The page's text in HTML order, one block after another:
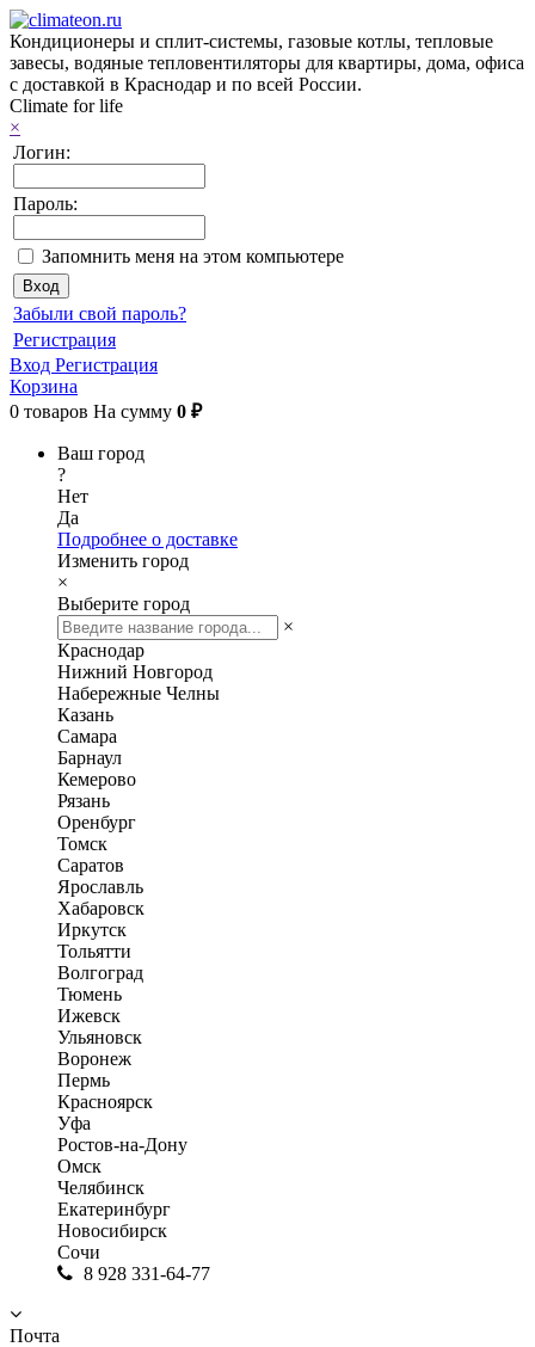
Кондиционеры и сплит-системы, газовые котлы, тепловые
завесы, водяные тепловентиляторы для квартиры, дома, офиса
с доставкой в Краснодар и по всей России.
Climate for life
×
Логин:
Пароль:
Запомнить меня на этом компьютере
Забыли свой пароль?
Регистрация
Вход Регистрация
Корзина
0 товаров На сумму 0 ₽
Ваш город
?
Нет
Да
Подробнее о доставке
Изменить город
×
Выберите город
×
Краснодар
Нижний Новгород
Набережные Челны
Казань
Самара
Барнаул
Кемерово
Рязань
Оренбург
Томск
Саратов
Ярославль
Хабаровск
Иркутск
Тольятти
Волгоград
Тюмень
Ижевск
Ульяновск
Воронеж
Пермь
Красноярск
Уфа
Ростов-на-Дону
Омск
Челябинск
Екатеринбург
Новосибирск
Сочи
8 928 331-64-77
Почта